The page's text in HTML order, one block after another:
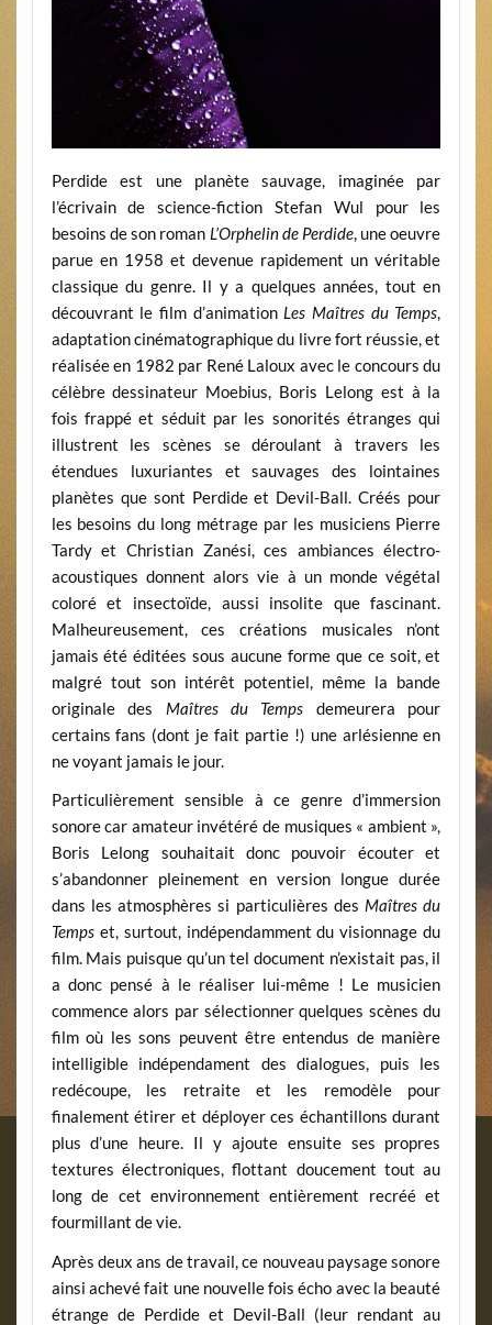
Perdide est une planète sauvage, imaginée par
l’écrivain de science-fiction Stefan Wul pour les
besoins de son roman L’Orphelin de Perdide, une oeuvre
parue en 1958 et devenue rapidement un véritable
classique du genre. Il y a quelques années, tout en
découvrant le film d’animation Les Maîtres du Temps,
adaptation cinématographique du livre fort réussie, et
réalisée en 1982 par René Laloux avec le concours du
célèbre dessinateur Moebius, Boris Lelong est à la
fois frappé et séduit par les sonorités étranges qui
illustrent les scènes se déroulant à travers les
étendues luxuriantes et sauvages des lointaines
planètes que sont Perdide et Devil-Ball. Créés pour
les besoins du long métrage par les musiciens Pierre
Tardy et Christian Zanési, ces ambiances électro-
acoustiques donnent alors vie à un monde végétal
coloré et insectoïde, aussi insolite que fascinant.
Malheureusement, ces créations musicales n’ont
jamais été éditées sous aucune forme que ce soit, et
malgré tout son intérêt potentiel, même la bande
originale des Maîtres du Temps demeurera pour
certains fans (dont je fait partie !) une arlésienne en
ne voyant jamais le jour.
Particulièrement sensible à ce genre d’immersion
sonore car amateur invétéré de musiques « ambient »,
Boris Lelong souhaitait donc pouvoir écouter et
s’abandonner pleinement en version longue durée
dans les atmosphères si particulières des Maîtres du
Tempset, surtout, indépendamment du visionnage du
film. Mais puisque qu’un tel document n’existait pas, il
a donc pensé à le réaliser lui-même ! Le musicien
commence alors par sélectionner quelques scènes du
film où les sons peuvent être entendus de manière
intelligible indépendament des dialogues, puis les
redécoupe, les retraite et les remodèle pour
finalement étirer et déployer ces échantillons durant
plus d’une heure. Il y ajoute ensuite ses propres
textures électroniques, flottant doucement tout au
long de cet environnement entièrement recréé et
fourmillant de vie.
Après deux ans de travail, ce nouveau paysage sonore
ainsi achevé fait une nouvelle fois écho avec la beauté
étrange de Perdide et Devil-Ball (leur rendant au